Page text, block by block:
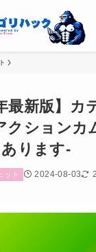
最新版】カ
クションカ
ります-
ット 2024-08-03